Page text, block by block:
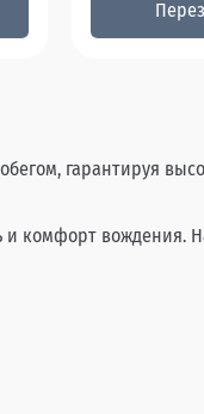
гарантируя
и комфорт вождения.